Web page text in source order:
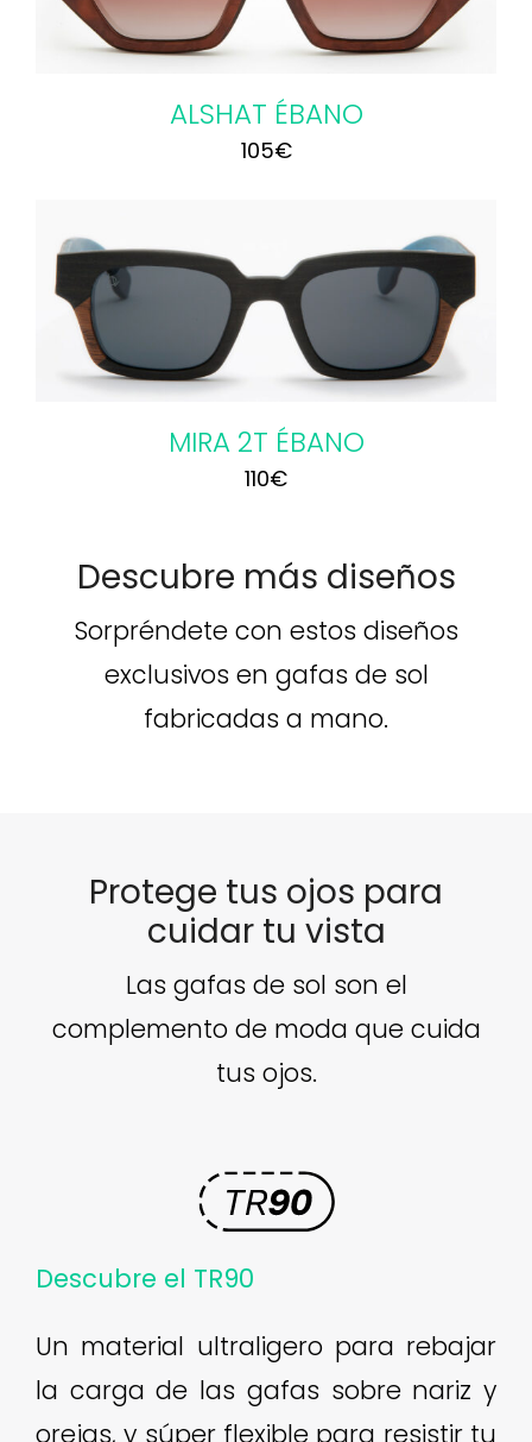
ALSHAT ÉBANO
105€
MIRA 2T ÉBANO
110€
Descubre más diseños
Sorpréndete con estos diseños
exclusivos en gafas de sol
fabricadas a mano.
Protege tus ojos para
cuidar tu vista
Las gafas de sol son el
complemento de moda que cuida
tus ojos.
Descubre el TR90
Un material ultraligero para rebajar
la carga de las gafas sobre nariz y
orejas, y súper flexible para resistir tu